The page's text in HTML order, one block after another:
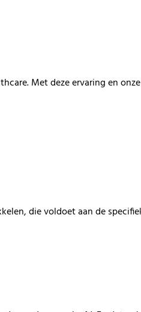
.Met dezeervaringen
die voldoet aan de